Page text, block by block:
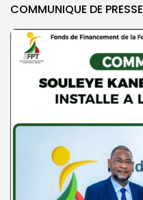
COMMUNIQUE DE PRESSE